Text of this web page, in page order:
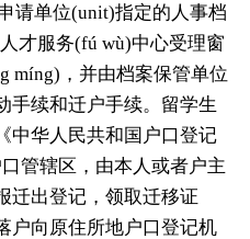
请单位(unit)指定的人事档
才服务(fú wù)中心受理窗
míng)，并由档案保管单位
手续和迁户手续。留学生
中华人民共和国户口登记
管辖区，由本人或者户主
迁出登记，领取迁移证
户向原住所地户口登记机